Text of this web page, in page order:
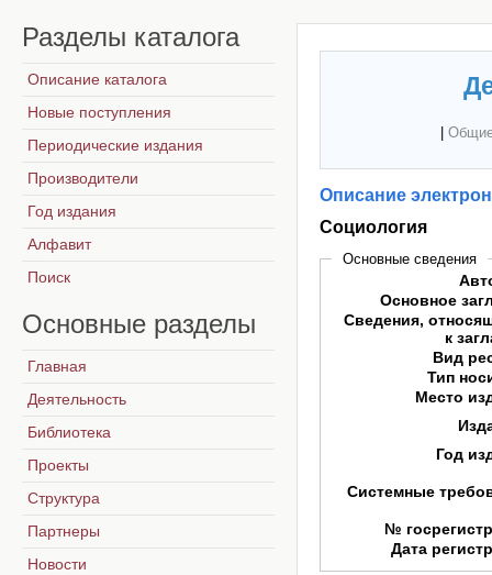
Описание
Социология
Основные сведения
Основное
Сведения,
к
Вид
Тип
Место
Год
Системные
№
Дата
Разделы каталога
Описание каталога
Новые поступления
Периодические издания
Производители
Год издания
Алфавит
Поиск
Основные разделы
Главная
Деятельность
Библиотека
Проекты
Структура
Партнеры
Новости